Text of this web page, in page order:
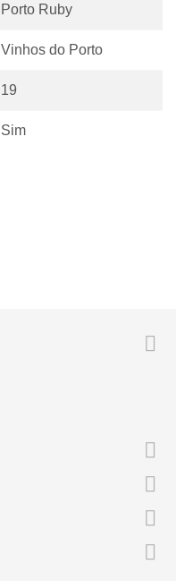
Porto Ruby
Vinhos do Porto
19
Sim




